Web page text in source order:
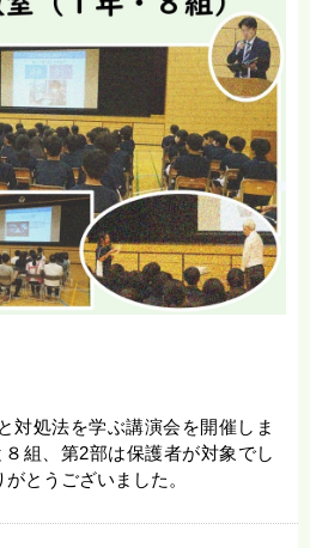
対処法を学ぶ講演会を開催しま
組、第2部は保護者が対象でし
とうございました。